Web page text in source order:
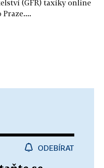
(GFŘ) taxíky online
ODEBÍRAT